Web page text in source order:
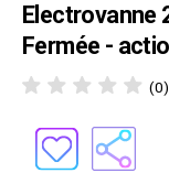
Electrovanne
Fermée -
(0)